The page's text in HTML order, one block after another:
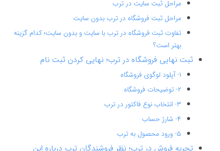
مراحل ثبت سایت در ترب
مراحل ثبت فروشگاه در ترب بدون سایت
تفاوت ثبت فروشگاه در ترب با سایت و بدون سایت؛ کدام گزینه
بهتر است؟
ثبت نهایی فروشگاه در ترب؛ نهایی کردن ثبت نام
۱- آپلود لوگوی فروشگاه
۲- توضیحات فروشگاه
۳- انتخاب نوع فاکتور در ترب
۴- شارژ حساب
۵- ورود محصول به ترب
تجربه فروش در ترب؛ نظر فروشندگان ترب درباره این